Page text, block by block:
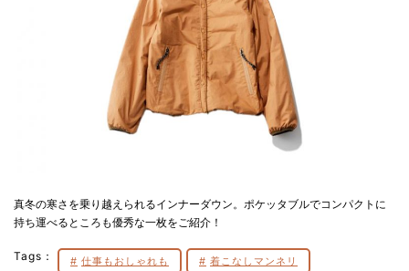
真冬の寒さを乗り越えられるインナーダウン。ポケッタブルでコンパクトに
持ち運べるところも優秀な一枚をご紹介！
Tags： 仕事もおしゃれも 着こなしマンネリ